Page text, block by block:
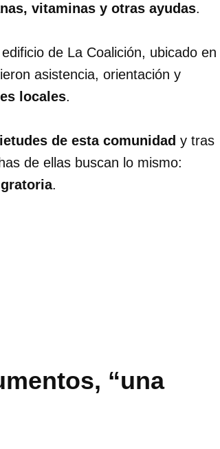
vitaminas y otras ayudas.
de La Coalición, ubicado en
asistencia, orientación y
locales.
de esta comunidad y tras
de ellas buscan lo mismo:
.
“una